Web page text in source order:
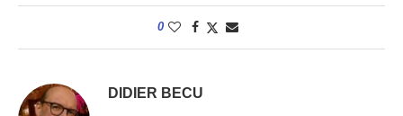
0
DIDIER BECU